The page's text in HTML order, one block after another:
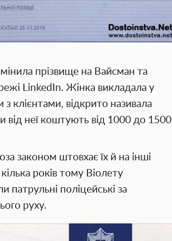
прізвище на Вайсман та
LinkedIn. Жінка викладала у
клієнтами, відкрито називала
від неї коштують від 1000 до 1500
законом штовхає їх й на інші
років тому Віолету
патрульні поліцейські за
руху.